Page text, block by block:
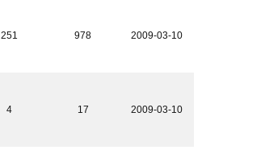
251 978 2009-03-10
4 17 2009-03-10